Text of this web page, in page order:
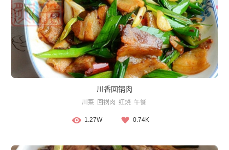
川香回锅肉
川菜 回锅肉 红烧 午餐
1.27W 0.74K